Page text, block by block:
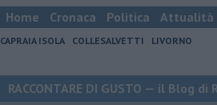
Home Cronaca Politica Attualità
CAPRAIA ISOLA COLLESALVETTI LIVORNO
RACCONTARE DI GUSTO — il Blog di